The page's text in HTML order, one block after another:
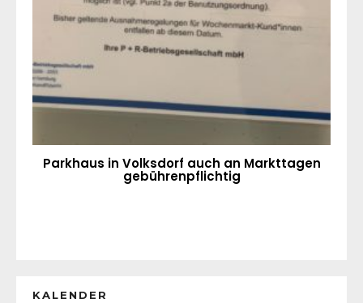
Parkhaus in Volksdorf auch an Markttagen
gebührenpflichtig
KALENDER